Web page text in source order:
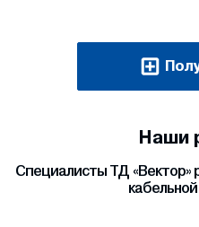
Наши
Специалисты ТД «Вектор»